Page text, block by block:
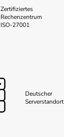
Zertifiziertes
Rechenzentrum
ISO-27001
Deutscher
Serverstandort